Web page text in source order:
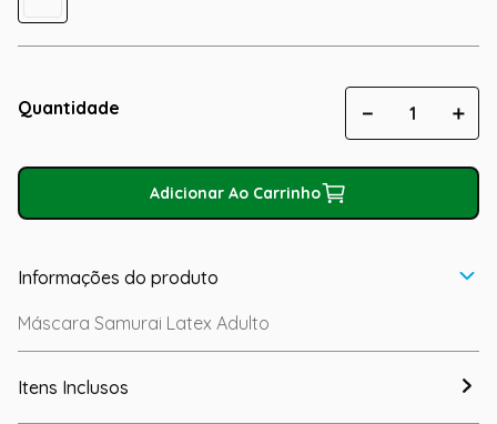
Quantidade ＋
－
Adicionar Ao Carrinho
Informações do produto
Máscara Samurai Latex Adulto
Itens Inclusos